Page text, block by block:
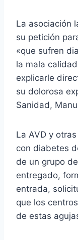
La asociación
su petición
«que sufren
la mala
explicarle
su dolorosa
Sanidad,
La AVD y
con diabetes
de un grupo
entregado,
entrada,
que los
de estas